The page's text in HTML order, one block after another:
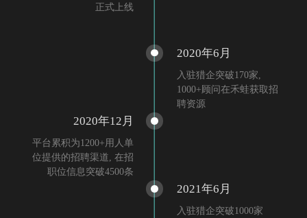
正式上线
2020年6月
入驻猎企突破170家,
1000+顾问在禾蛙获取招
聘资源
2020年12月
平台累积为1200+用人单
位提供的招聘渠道, 在招
职位信息突破4500条
2021年6月
入驻猎企突破1000家